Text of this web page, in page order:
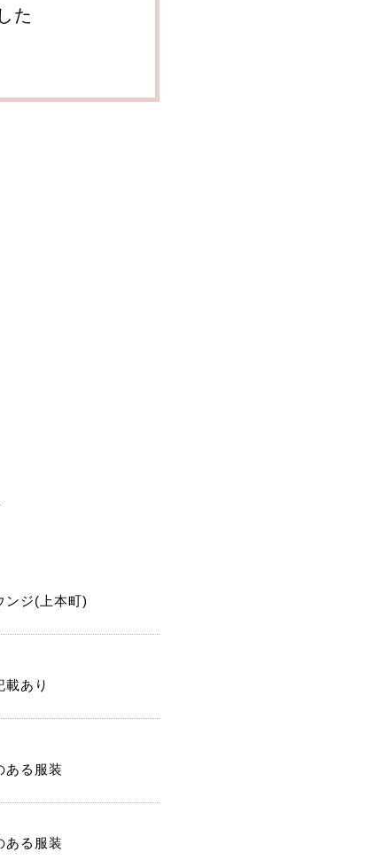
た
ンジ(上本町)
載あり
ある服装
ある服装